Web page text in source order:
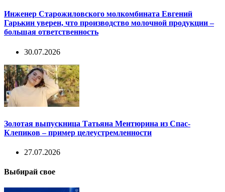
Инженер Старожиловского молкомбината Евгений
Гарькин уверен, что производство молочной продукции –
большая ответственность
30.07.2026
Золотая выпускница Татьяна Ментюрина из Спас-
Клепиков – пример целеустремленности
27.07.2026
Выбирай свое